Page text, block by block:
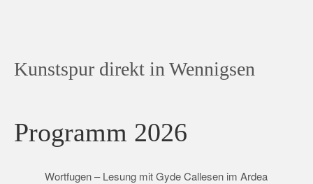
Kunstspur direkt in Wennigsen
Programm 2026
Wortfugen – Lesung mit Gyde Callesen im Ardea